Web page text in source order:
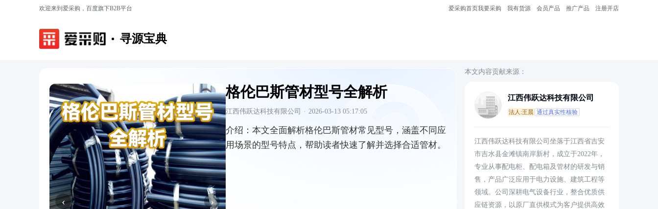
欢迎来到爱采购，百度旗下B2B平台 爱采购首页我要采购 我有货源 会员产品 推广产品 注册开店
寻源宝典
‹ ›
格伦巴斯管材型号全解析
江西伟跃达科技有限公司 · 2026-03-13 05:17:05
介绍： 本文全面解析格伦巴斯管材常见型号，涵盖不同应
用场景的型号特点，帮助读者快速了解并选择合适管材。
本文内容贡献来源：
江西伟跃达科技有限公司
法人:王晨 通过真实性核验
江西伟跃达科技有限公司坐落于江西省吉安
市吉水县金滩镇南岸新村，成立于2022年，
专业从事配电柜、配电箱及管材的研发与销
售，产品广泛应用于电力设施、建筑工程等
领域。公司深耕电气设备行业，整合优质供
应链资源，以原厂直供模式为客户提供高效